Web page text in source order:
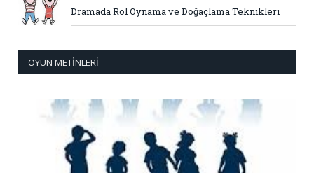
Dramada Rol Oynama ve Doğaçlama Teknikleri
OYUN METINLERI